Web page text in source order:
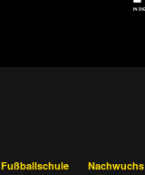
Fußballschule
Nachwuchs